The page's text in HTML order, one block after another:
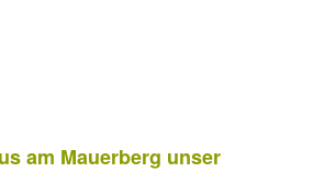
am Mauerberg unser